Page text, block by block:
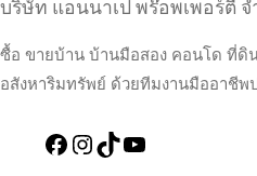
บริษัท แอนนาเป พร๊อพเพอร์ตี้ จ
ซื้อ ขายบ้าน บ้านมือสอง คอนโด ที่ดิ
อสังหาริมทรัพย์ ด้วยทีมงานมืออาชีพ
https://
Instagram
TikTok